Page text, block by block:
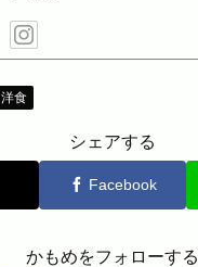
洋食
シェアする
Facebook
かもめをフォローする